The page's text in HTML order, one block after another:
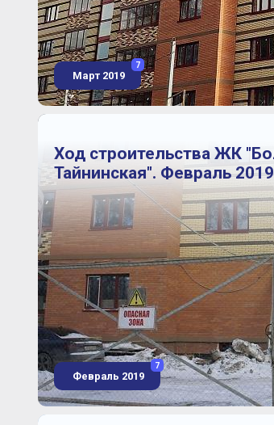
Март 2019
7
Ход строительства ЖК
Тайнинская". Февраль
Февраль 2019
7